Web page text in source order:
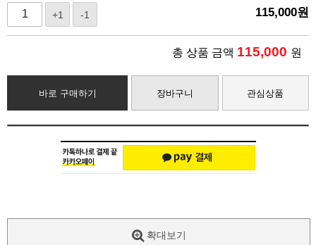
+1 -1 115,000원
총 상품 금액 115,000 원
바로 구매하기 장바구니 관심상품
확대보기